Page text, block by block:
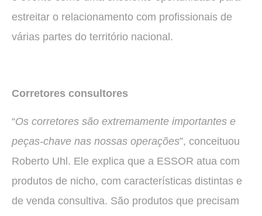
estreitar o relacionamento com profissionais de
várias partes do território nacional.
Corretores consultores
“Os corretores são extremamente importantes e
peças-chave nas nossas operações”, conceituou
Roberto Uhl. Ele explica que a ESSOR atua com
produtos de nicho, com características distintas e
de venda consultiva. São produtos que precisam